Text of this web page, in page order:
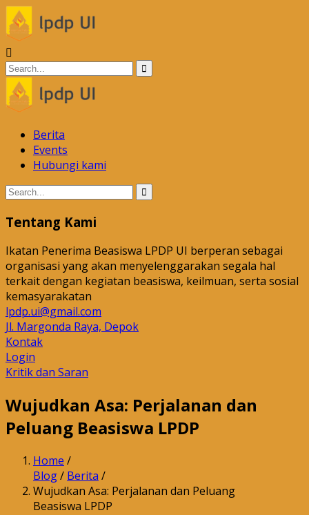
Berita
Events
Hubungi kami
Tentang Kami
Ikatan Penerima Beasiswa LPDP UI berperan sebagai
organisasi yang akan menyelenggarakan segala hal
terkait dengan kegiatan beasiswa, keilmuan, serta sosial
kemasyarakatan
lpdp.ui@gmail.com
Jl. Margonda Raya, Depok
Kontak
Login
Kritik dan Saran
Wujudkan Asa: Perjalanan dan
Peluang Beasiswa LPDP
Home /
Blog/ Berita /
Wujudkan Asa: Perjalanan dan Peluang
Beasiswa LPDP